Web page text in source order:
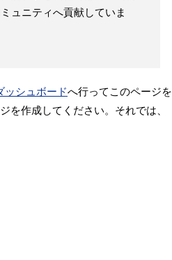
ュニティへ貢献していま
ッシュボードへ行ってこのページを
を作成してください。それでは、